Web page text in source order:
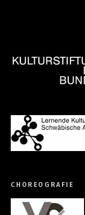
CHOREOGRAFIE